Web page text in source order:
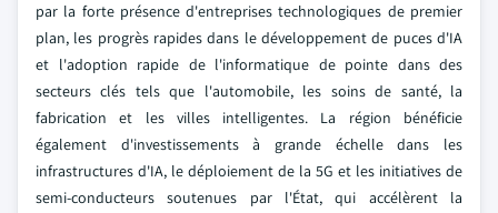
par la forte présence d'entreprises technologiques de premier
plan, les progrès rapides dans le développement de puces d'IA
et l'adoption rapide de l'informatique de pointe dans des
secteurs clés tels que l'automobile, les soins de santé, la
fabrication et les villes intelligentes. La région bénéficie
également d'investissements à grande échelle dans les
infrastructures d'IA, le déploiement de la 5G et les initiatives de
semi-conducteurs soutenues par l'État, qui accélèrent la